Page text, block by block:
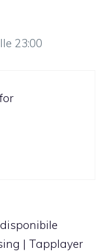
23:00
| Tapplayer